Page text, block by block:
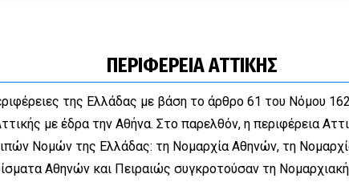
ΠΕΡΙΦΕΡΕΙΑ ΑΤΤΙΚΗΣ
της Ελλάδας με βάση το άρθρο 61 του Νόμου
με έδρα την Αθήνα. Στο παρελθόν, η περιφέρεια
Νομών της Ελλάδας: τη Νομαρχία Αθηνών, τη
Αθηνών και Πειραιώς συγκροτούσαν τη